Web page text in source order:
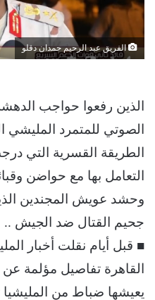
الفريق عبد الرحيم حمدان دقلو
الذين رفعوا حواجب
الصوتي للمتمرد المليشي
الطريقة القسرية التي
التعامل بها مع حواضن
وحشد عويش المجندين
جحيم القتال ضد الجيش ..
■ قبل أيام نقلت أخبار
القاهرة تفاصيل مؤلمة
يعيشها ضباط من